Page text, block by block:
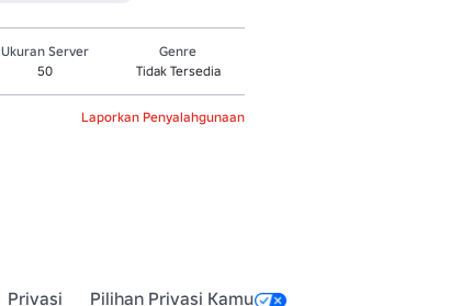
Ukuran Server
50
Genre
Tidak Tersedia
Laporkan Penyalahgunaan
Privasi Pilihan Privasi Kamu